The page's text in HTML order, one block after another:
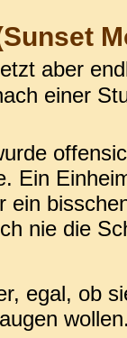
aber
einer
Ein
ein
nie die
egal, ob